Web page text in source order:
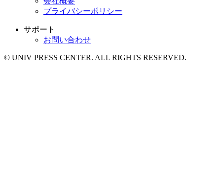
プライバシーポリシー
サポート
お問い合わせ
© UNIV PRESS CENTER. ALL RIGHTS RESERVED.